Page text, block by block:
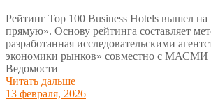
Рейтинг Top 100 Business Hotels вышел
прямую». Основу рейтинга составляет
разработанная исследовательскими
экономики рынков» совместно с
Ведомости
Читать дальше
13 февраля, 2026